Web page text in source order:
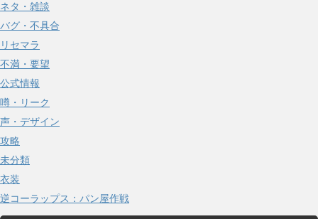
ネタ・雑談
バグ・不具合
リセマラ
不満・要望
公式情報
噂・リーク
声・デザイン
攻略
未分類
衣装
逆コーラップス：パン屋作戦